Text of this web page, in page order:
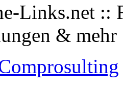
Links.net ::
&